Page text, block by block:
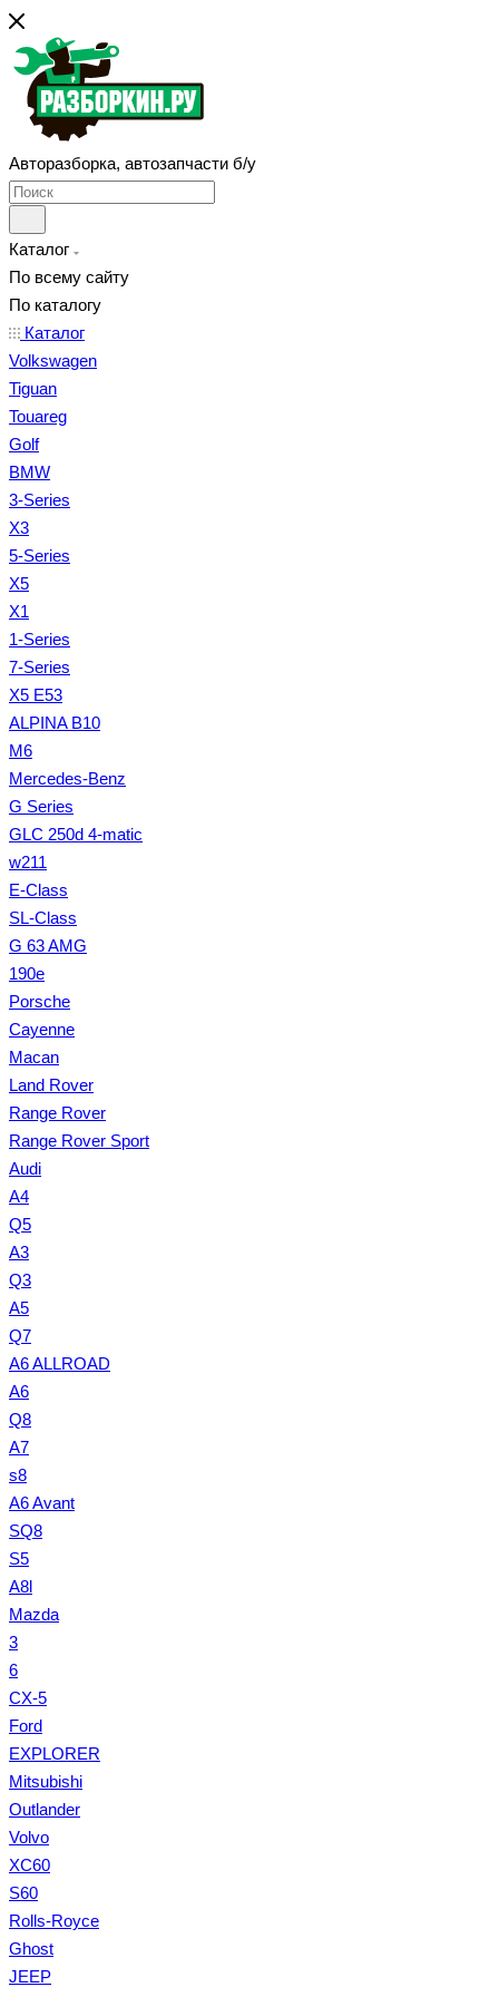
Авторазборка, автозапчасти б/у
Каталог
По всему сайту
По каталогу
Каталог
Volkswagen
Tiguan
Touareg
Golf
BMW
3-Series
X3
5-Series
X5
X1
1-Series
7-Series
X5 E53
ALPINA B10
M6
Mercedes-Benz
G Series
GLC 250d 4-matic
w211
E-Class
SL-Class
G 63 AMG
190e
Porsche
Cayenne
Macan
Land Rover
Range Rover
Range Rover Sport
Audi
A4
Q5
A3
Q3
A5
Q7
A6 ALLROAD
A6
Q8
A7
s8
A6 Avant
SQ8
S5
A8l
Mazda
3
6
CX-5
Ford
EXPLORER
Mitsubishi
Outlander
Volvo
XC60
S60
Rolls-Royce
Ghost
JEEP